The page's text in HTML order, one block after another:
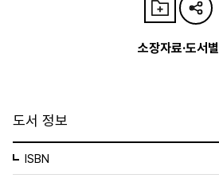
소장자료·도서별
도서 정보
ISBN